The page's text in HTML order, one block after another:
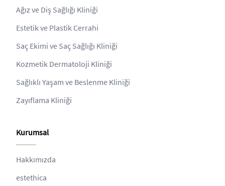
Ağız ve Diş Sağlığı Kliniği
Estetik ve Plastik Cerrahi
Saç Ekimi ve Saç Sağlığı Kliniği
Kozmetik Dermatoloji Kliniği
Sağlıklı Yaşam ve Beslenme Kliniği
Zayıflama Kliniği
Kurumsal
Hakkımızda
estethica